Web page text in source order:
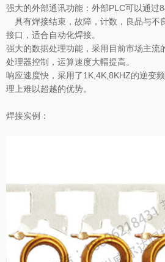
强大的外部通讯功能：外部PLC可以通过
具有焊接结束，故障，计数，良品与不
接口，适合自动化焊接。
强大的数据处理功能，采用目前市场主流
处理器控制，运算速度大幅提高。
响应速度快，采用了1K,4K,8KHZ的逆变
理上难以超越的优势。
焊接实例：